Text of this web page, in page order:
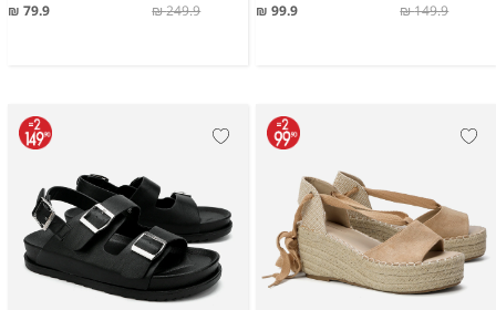
99.9 ₪ 149.9 ₪
79.9 ₪ 249.9 ₪